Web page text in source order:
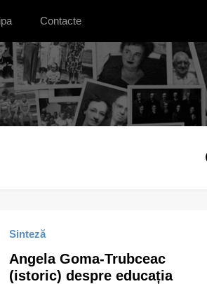
Contacte
Sinteză
Angela Goma-Trubceac
(istoric) despre educația